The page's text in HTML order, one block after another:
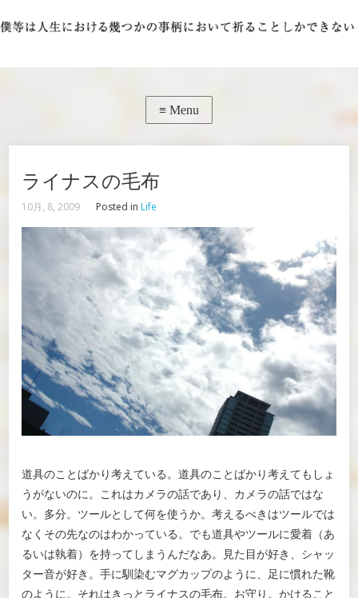
ライナスの毛布
10月, 8, 2009 Posted in Life
道具のことばかり考えている。道具のことばかり考えてもしょ
うがないのに。これはカメラの話であり、カメラの話ではな
い。多分。ツールとして何を使うか。考えるべきはツールでは
なくその先なのはわかっている。でも道具やツールに愛着（あ
るいは執着）を持ってしまうんだなあ。見た目が好き、シャッ
ター音が好き。手に馴染むマグカップのように、足に慣れた靴
のように。それはきっとライナスの毛布。お守り。かけること